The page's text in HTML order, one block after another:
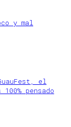
y mal
el
pensado